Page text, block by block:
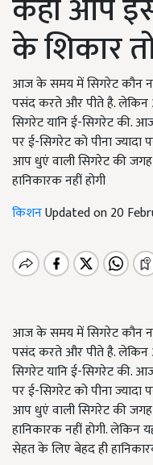
के शिकार
आज के समय में सिगरेट कौन
पसंद करते और पीते है.
सिगरेट यानि ई-सिगरेट की.
पर ई-सिगरेट को पीना
आप धुएं वाली सिगरेट की
हानिकारक नहीं होगी
किशनUpdated on 20
आज के समय में सिगरेट कौन
पसंद करते और पीते है.
सिगरेट यानि ई-सिगरेट की.
पर ई-सिगरेट को पीना
आप धुएं वाली सिगरेट की
हानिकारक नहीं होगी.
सेहत के लिए बेहद ही